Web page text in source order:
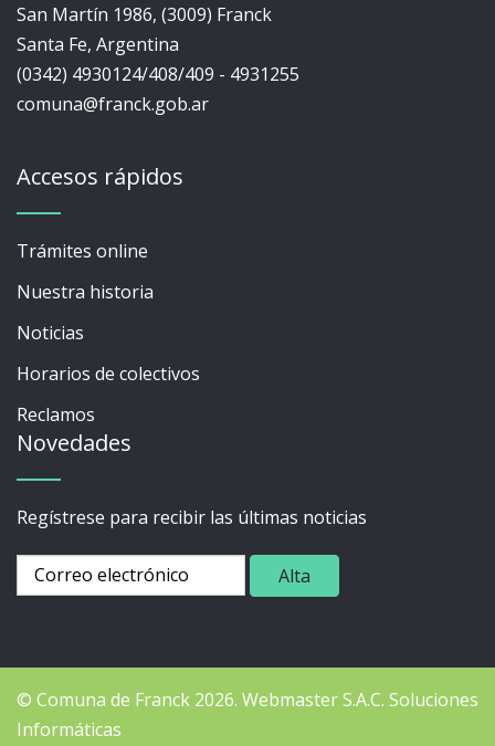
San Martín 1986, (3009) Franck
Santa Fe, Argentina
(0342) 4930124/408/409 - 4931255
comuna@franck.gob.ar
Accesos rápidos
Trámites online
Nuestra historia
Noticias
Horarios de colectivos
Reclamos
Novedades
Regístrese para recibir las últimas noticias
© Comuna de Franck 2026. WebmasterS.A.C. Soluciones
Informáticas